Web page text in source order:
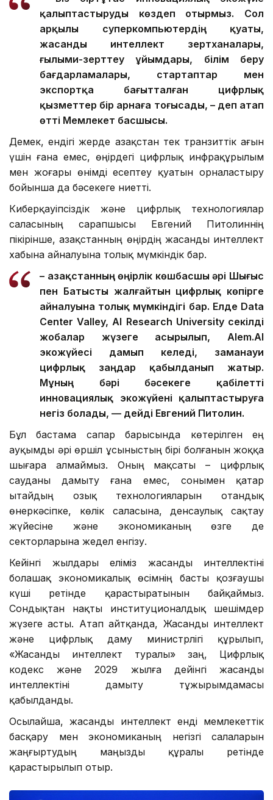
– Біз біртұтас инновациялық экожүйе
қалыптастыруды көздеп отырмыз. Сол
арқылы суперкомпьютердің қуаты,
жасанды интеллект зертханалары,
ғылыми-зерттеу ұйымдары, білім беру
бағдарламалары, стартаптар мен
экспортқа бағытталған цифрлық
қызметтер бір арнаға тоғысады, – деп атап
өтті Мемлекет басшысы.
Демек, ендігі жерде Қазақстан тек транзиттік ағын
үшін ғана емес, өңірдегі цифрлық инфрақұрылым
мен жоғары өнімді есептеу қуатын орналастыру
бойынша да бәсекеге ниетті.
Киберқауіпсіздік және цифрлық технологиялар
саласының сарапшысы Евгений Питолиннің
пікірінше, Қазақстанның өңірдің жасанды интеллект
хабына айналуына толық мүмкіндік бар.
– Қазақстанның өңірлік көшбасшы әрі Шығыс
пен Батысты жалғайтын цифрлық көпірге
айналуына толық мүмкіндігі бар. Елде Data
Center Valley, AI Research University секілді
жобалар жүзеге асырылып, Alem.AI
экожүйесі дамып келеді, заманауи
цифрлық заңдар қабылданып жатыр.
Мұның бәрі бәсекеге қабілетті
инновациялық экожүйені қалыптастыруға
негіз болады, — дейді Евгений Питолин.
Бұл бастама сапар барысында көтерілген ең
ауқымды әрі өршіл ұсыныстың бірі болғанын жоққа
шығара алмаймыз. Оның мақсаты – цифрлық
сауданы дамыту ғана емес, сонымен қатар
Қытайдың озық технологияларын отандық
өнеркәсіпке, көлік саласына, денсаулық сақтау
жүйесіне және экономиканың өзге де
секторларына жедел енгізу.
Кейінгі жылдары еліміз жасанды интеллектіні
болашақ экономикалық өсімнің басты қозғаушы
күші ретінде қарастыратынын байқаймыз.
Сондықтан нақты институционалдық шешімдер
жүзеге асты. Атап айтқанда, Жасанды интеллект
және цифрлық даму министрлігі құрылып,
«Жасанды интеллект туралы» заң, Цифрлық
кодекс және 2029 жылға дейінгі жасанды
интеллектіні дамыту тұжырымдамасы
қабылданды.
Осылайша, жасанды интеллект енді мемлекеттік
басқару мен экономиканың негізгі салаларын
жаңғыртудың маңызды құралы ретінде